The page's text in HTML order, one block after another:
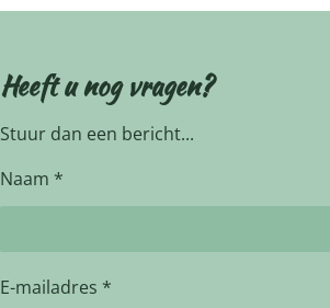
Heeft u nog vragen?
Stuur dan een bericht...
Naam *
E-mailadres *